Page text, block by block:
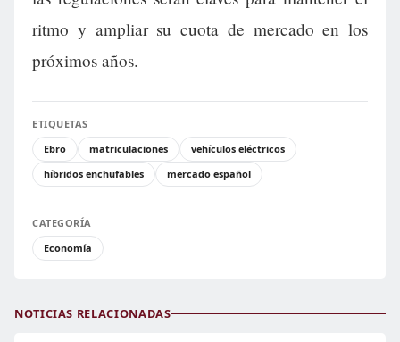
ritmo y ampliar su cuota de mercado en los
próximos años.
ETIQUETAS
Ebro
matriculaciones
vehículos eléctricos
híbridos enchufables
mercado español
CATEGORÍA
Economía
NOTICIAS RELACIONADAS